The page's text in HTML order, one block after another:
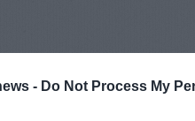
- Do Not Process My